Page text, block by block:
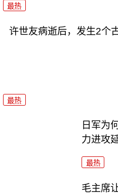
最热
许世友病逝后，发生2个
最热
日军为
力进攻
最热
毛主席